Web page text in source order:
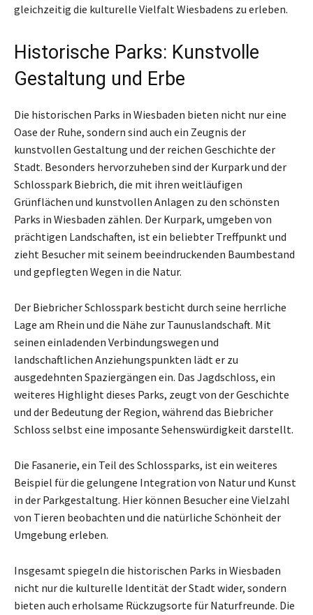
gleichzeitig die kulturelle Vielfalt Wiesbadens zu erleben.
Historische Parks: Kunstvolle
Gestaltung und Erbe
Die historischen Parks in Wiesbaden bieten nicht nur eine
Oase der Ruhe, sondern sind auch ein Zeugnis der
kunstvollen Gestaltung und der reichen Geschichte der
Stadt. Besonders hervorzuheben sind der Kurpark und der
Schlosspark Biebrich, die mit ihren weitläufigen
Grünflächen und kunstvollen Anlagen zu den schönsten
Parks in Wiesbaden zählen. Der Kurpark, umgeben von
prächtigen Landschaften, ist ein beliebter Treffpunkt und
zieht Besucher mit seinem beeindruckenden Baumbestand
und gepflegten Wegen in die Natur.
Der Biebricher Schlosspark besticht durch seine herrliche
Lage am Rhein und die Nähe zur Taunuslandschaft. Mit
seinen einladenden Verbindungswegen und
landschaftlichen Anziehungspunkten lädt er zu
ausgedehnten Spaziergängen ein. Das Jagdschloss, ein
weiteres Highlight dieses Parks, zeugt von der Geschichte
und der Bedeutung der Region, während das Biebricher
Schloss selbst eine imposante Sehenswürdigkeit darstellt.
Die Fasanerie, ein Teil des Schlossparks, ist ein weiteres
Beispiel für die gelungene Integration von Natur und Kunst
in der Parkgestaltung. Hier können Besucher eine Vielzahl
von Tieren beobachten und die natürliche Schönheit der
Umgebung erleben.
Insgesamt spiegeln die historischen Parks in Wiesbaden
nicht nur die kulturelle Identität der Stadt wider, sondern
bieten auch erholsame Rückzugsorte für Naturfreunde. Die